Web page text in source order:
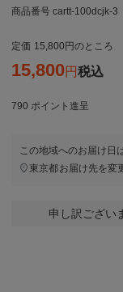
商品番号 cartt-100dcjk-3
定価 15,800 のところ
15,800 税込
790 ポイント進呈
この地域へのお届け日
東京都お届け先を変
申し訳ござい